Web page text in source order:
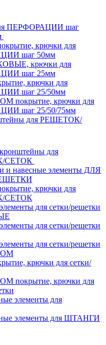
ПЕРФОРАЦИИ шаг
крючки для
шаг 50мм
крючки для
шаг 25мм
крючки для
шаг 25/50мм
покрытие, крючки для
шаг 25/50/75мм
для РЕШЕТОК/
для
СЕТОК
и навесные элементы ДЛЯ
крючки для
СЕТОК
для сетки/решетки
для сетки/решетки
для сетки/решетки
крючки для сетки/
покрытие, крючки для
элементы для
элементы для ШТАНГИ